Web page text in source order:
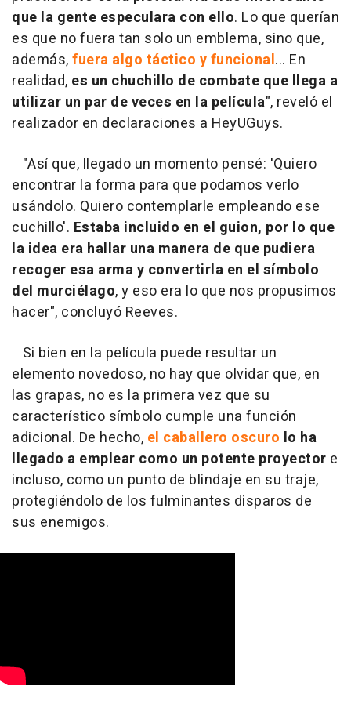
que la gente especulara con ello. Lo que querían
es que no fuera tan solo un emblema, sino que,
además,fuera algo táctico y funcional... En
realidad, es un chuchillo de combate que llega a
utilizar un par de veces en la película", reveló el
realizador en declaraciones a HeyUGuys.
"Así que, llegado un momento pensé: 'Quiero
encontrar la forma para que podamos verlo
usándolo. Quiero contemplarle empleando ese
cuchillo'. Estaba incluido en el guion, por lo que
la idea era hallar una manera de que pudiera
recoger esa arma y convertirla en el símbolo
del murciélago, y eso era lo que nos propusimos
hacer", concluyó Reeves.
Si bien en la película puede resultar un
elemento novedoso, no hay que olvidar que, en
las grapas, no es la primera vez que su
característico símbolo cumple una función
adicional. De hecho, el caballero oscuro lo ha
llegado a emplear como un potente proyector e
incluso, como un punto de blindaje en su traje,
protegiéndolo de los fulminantes disparos de
sus enemigos.